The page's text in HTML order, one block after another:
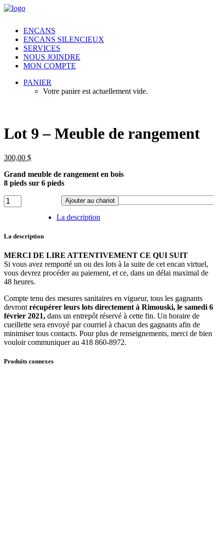
ENCANS
ENCANS SILENCIEUX
SERVICES
NOUS JOINDRE
MON COMPTE
PANIER
Votre panier est actuellement vide.
Lot 9 – Meuble de rangement
300,00 $
Grand meuble de rangement en bois
8 pieds sur 6 pieds
Lot
9
de
quantité
Ajouter au chariot
La description
La description
MERCI DE LIRE ATTENTIVEMENT CE QUI SUIT
Si vous avez remporté un ou des lots à la suite de cet encan virtuel,
vous devrez procéder au paiement, et ce, dans un délai maximal de
48 heures.
Compte tenu des mesures sanitaires en vigueur, tous les gagnants
devront récupérer leurs lots directement à Rimouski, le samedi 6
février 2021, dans un entrepôt réservé à cette fin. Un horaire de
cueillette sera envoyé par courriel à chacun des gagnants afin de
minimiser tous contacts. Pour plus de renseignements, merci de bien
vouloir communiquer au 418 860-8972.
Produits connexes